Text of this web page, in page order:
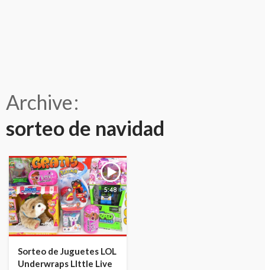
Archive
sorteo de navidad
5:48
Sorteo de Juguetes LOL
Underwraps LIttle Live